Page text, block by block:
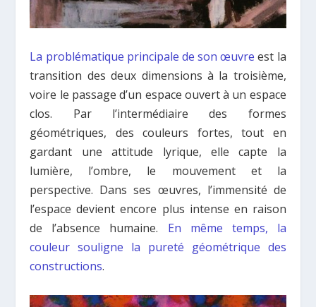
La problématique principale de son œuvre est la
transition des deux dimensions à la troisième,
voire le passage d’un espace ouvert à un espace
clos. Par l’intermédiaire des formes
géométriques, des couleurs fortes, tout en
gardant une attitude lyrique, elle capte la
lumière, l’ombre, le mouvement et la
perspective. Dans ses œuvres, l’immensité de
l’espace devient encore plus intense en raison
de l’absence humaine. En même temps, la
couleur souligne la pureté géométrique des
constructions.